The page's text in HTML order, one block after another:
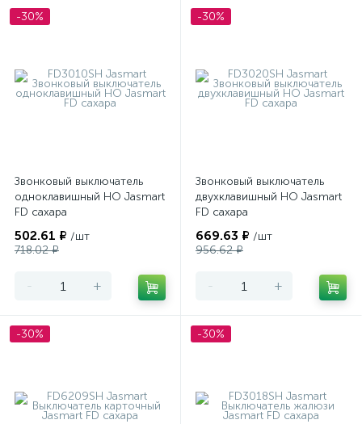
-30%
Звонковый выключатель
одноклавишный НО Jasmart
FD сахара
502.61 ₽ /шт
718.02 ₽
- +
-30%
Звонковый выключатель
двухклавишный НО Jasmart
FD сахара
669.63 ₽ /шт
956.62 ₽
- +
-30% -30%